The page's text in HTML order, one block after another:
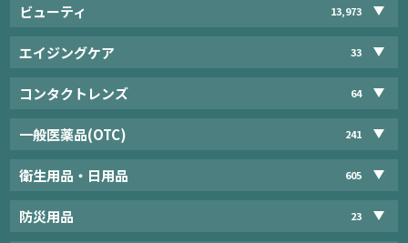
ビューティ 13,973
エイジングケア 33
コンタクトレンズ 64
一般医薬品(OTC) 241
衛生用品・日用品 605
防災用品 23